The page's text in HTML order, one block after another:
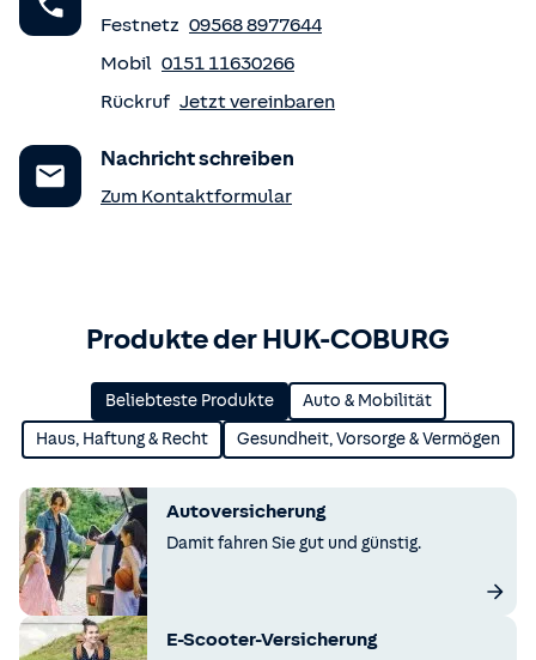
Festnetz 09568 8977644
Mobil 0151 11630266
Rückruf Jetzt vereinbaren
Nachricht schreiben
Zum Kontaktformular
Produkte der HUK-COBURG
Beliebteste Produkte Auto & Mobilität
Haus, Haftung & Recht Gesundheit, Vorsorge & Vermögen
Autoversicherung
Damit fahren Sie gut und günstig.
E-Scooter-Versicherung